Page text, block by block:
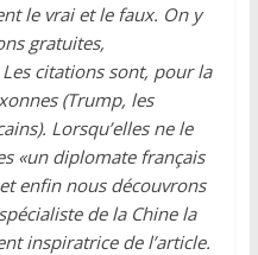
le vrai et le faux. On y
gratuites,
citations sont, pour la
(Trump, les
Lorsqu’elles ne le
«un diplomate français
enfin nous découvrons
de la Chine la
inspiratrice de l’article.